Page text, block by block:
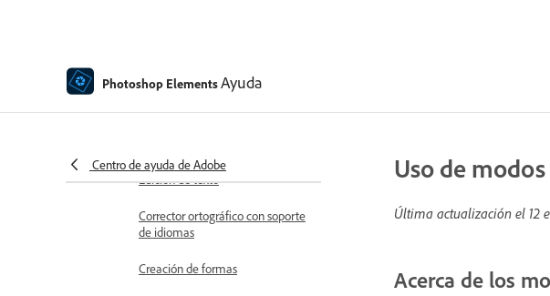
Photoshop ElementsAyuda
Centro de ayuda de Adobe
Moviendo fotos
Edición de texto
Corrector ortográfico con soporte
de idiomas
Creación de formas
Uso de
Última actualización el 12
Acerca de los